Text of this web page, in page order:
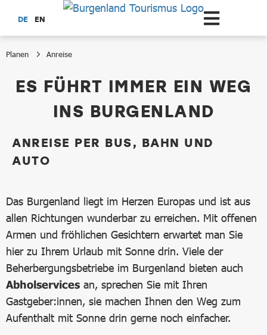
Zum Hauptinhalt springen
DE EN
Planen Anreise
AnreiseES FÜHRT IMMER EIN WEG
INS BURGENLAND
ANREISE PER BUS, BAHN UND
AUTO
Das Burgenland liegt im Herzen Europas und ist aus
allen Richtungen wunderbar zu erreichen. Mit offenen
Armen und fröhlichen Gesichtern erwartet man Sie
hier zu Ihrem Urlaub mit Sonne drin. Viele der
Beherbergungsbetriebe im Burgenland bieten auch
Abholservices an, sprechen Sie mit Ihren
Gastgeber:innen, sie machen Ihnen den Weg zum
Aufenthalt mit Sonne drin gerne noch einfacher.